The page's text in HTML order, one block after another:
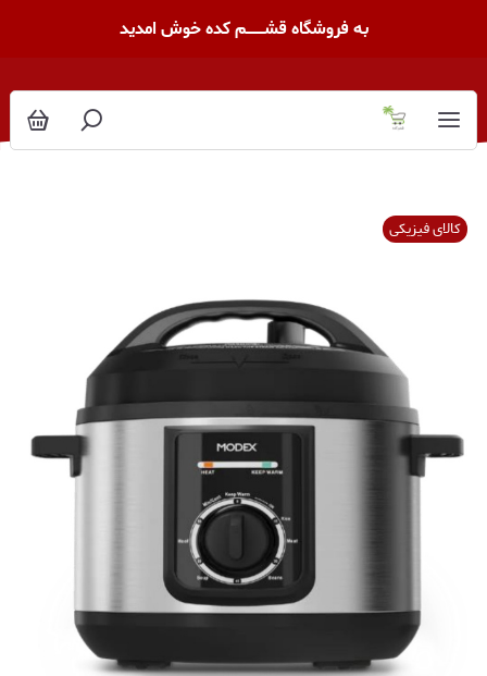
به فروشگاه قشــــــــم کده خوش امدید
کالای فیزیکی